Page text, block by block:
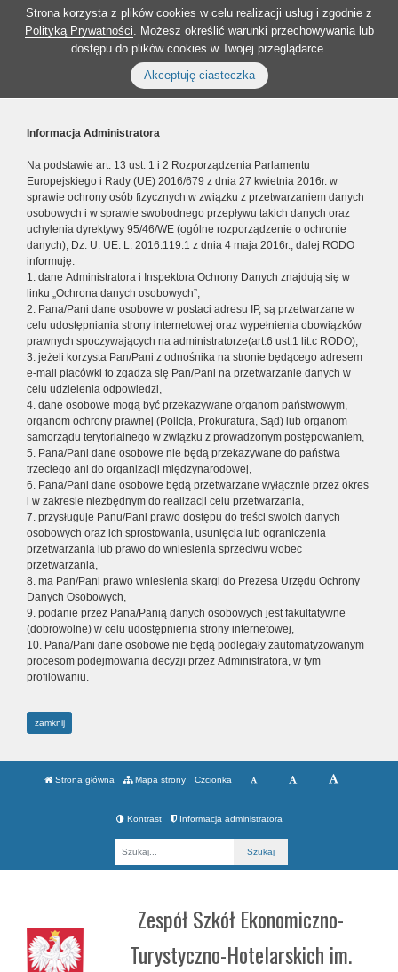
Strona korzysta z plików cookies w celu realizacji usług i zgodnie z
Polityką Prywatności. Możesz określić warunki przechowywania lub
dostępu do plików cookies w Twojej przeglądarce.
Akceptuję ciasteczka
Informacja Administratora
Na podstawie art. 13 ust. 1 i 2 Rozporządzenia Parlamentu
Europejskiego i Rady (UE) 2016/679 z dnia 27 kwietnia 2016r. w
sprawie ochrony osób fizycznych w związku z przetwarzaniem danych
osobowych i w sprawie swobodnego przepływu takich danych oraz
uchylenia dyrektywy 95/46/WE (ogólne rozporządzenie o ochronie
danych), Dz. U. UE. L. 2016.119.1 z dnia 4 maja 2016r., dalej RODO
informuję:
1. dane Administratora i Inspektora Ochrony Danych znajdują się w
linku „Ochrona danych osobowych”,
2. Pana/Pani dane osobowe w postaci adresu IP, są przetwarzane w
celu udostępniania strony internetowej oraz wypełnienia obowiązków
prawnych spoczywających na administratorze(art.6 ust.1 lit.c RODO),
3. jeżeli korzysta Pan/Pani z odnośnika na stronie będącego adresem
e-mail placówki to zgadza się Pan/Pani na przetwarzanie danych w
celu udzielenia odpowiedzi,
4. dane osobowe mogą być przekazywane organom państwowym,
organom ochrony prawnej (Policja, Prokuratura, Sąd) lub organom
samorządu terytorialnego w związku z prowadzonym postępowaniem,
5. Pana/Pani dane osobowe nie będą przekazywane do państwa
trzeciego ani do organizacji międzynarodowej,
6. Pana/Pani dane osobowe będą przetwarzane wyłącznie przez okres
i w zakresie niezbędnym do realizacji celu przetwarzania,
7. przysługuje Panu/Pani prawo dostępu do treści swoich danych
osobowych oraz ich sprostowania, usunięcia lub ograniczenia
przetwarzania lub prawo do wniesienia sprzeciwu wobec
przetwarzania,
8. ma Pan/Pani prawo wniesienia skargi do Prezesa Urzędu Ochrony
Danych Osobowych,
9. podanie przez Pana/Panią danych osobowych jest fakultatywne
(dobrowolne) w celu udostępnienia strony internetowej,
10. Pana/Pani dane osobowe nie będą podlegały zautomatyzowanym
procesom podejmowania decyzji przez Administratora, w tym
profilowaniu.
zamknij
Strona główna Mapa strony Czcionka
Kontrast Informacja administratora
Zespół Szkół Ekonomiczno-
Turystyczno-Hotelarskich im.